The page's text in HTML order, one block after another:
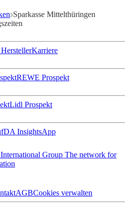
Sparkasse Mittelthüringen
Karriere
REWE Prospekt
Lidl Prospekt
InsightsApp
Group The network for
AGBCookies verwalten